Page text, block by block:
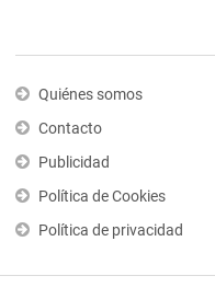
Quiénes somos
Contacto
Publicidad
Política de Cookies
Política de privacidad